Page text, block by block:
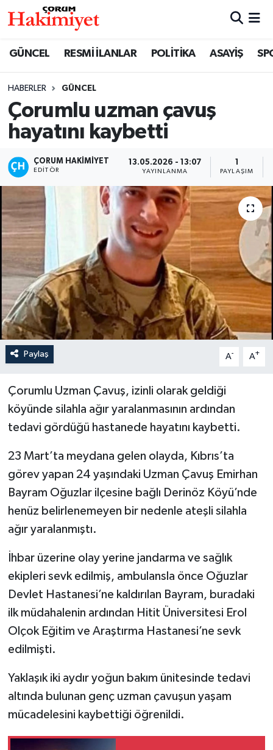
GÜNCEL RESMİ İLANLAR POLİTİKA ASAYİŞ
HABERLER GÜNCEL
Çorumlu uzman çavuş
hayatını kaybetti
ÇORUM HAKIMIYET
EDITÖR
13.05.2026 - 13:07
YAYINLANMA PAYLAŞIM
Paylaş A- A+
Çorumlu Uzman Çavuş, izinli olarak geldiği
köyünde silahla ağır yaralanmasının ardından
tedavi gördüğü hastanede hayatını kaybetti.
23 Mart’ta meydana gelen olayda, Kıbrıs’ta
görev yapan 24 yaşındaki Uzman Çavuş Emirhan
Bayram Oğuzlar ilçesine bağlı Derinöz Köyü’nde
henüz belirlenemeyen bir nedenle ateşli silahla
ağır yaralanmıştı.
İhbar üzerine olay yerine jandarma ve sağlık
ekipleri sevk edilmiş, ambulansla önce Oğuzlar
Devlet Hastanesi’ne kaldırılan Bayram, buradaki
ilk müdahalenin ardından Hitit Üniversitesi Erol
Olçok Eğitim ve Araştırma Hastanesi’ne sevk
edilmişti.
Yaklaşık iki aydır yoğun bakım ünitesinde tedavi
altında bulunan genç uzman çavuşun yaşam
mücadelesini kaybettiği öğrenildi.
SAĞLIK
ASAYİŞ
EKONOMİ
GÜNCEL
AKTÜEL
EĞİTİM
İLÇELER
OTOPARK
TEKNOLOJİ
Nöbetçi Eczaneler
Çorum Namaz Vakitleri
Trafik Durumu
Süper Lig Puan Durumu ve Fikstür
Tüm Manşetler
Son Dakika Haberleri
Haber Arşivi